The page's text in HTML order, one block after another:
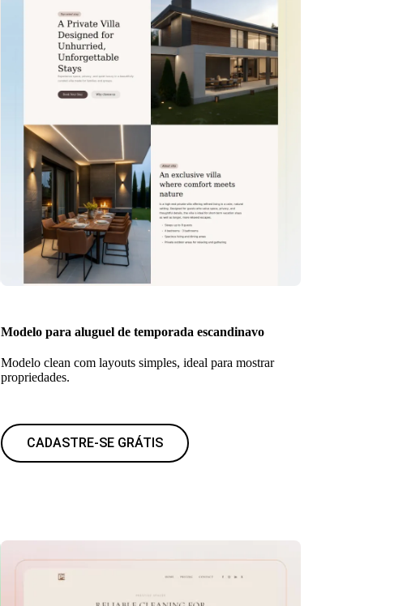
Modelo para aluguel de temporada escandinavo
Modelo clean com layouts simples, ideal para mostrar
propriedades.
CADASTRE-SE GRÁTIS